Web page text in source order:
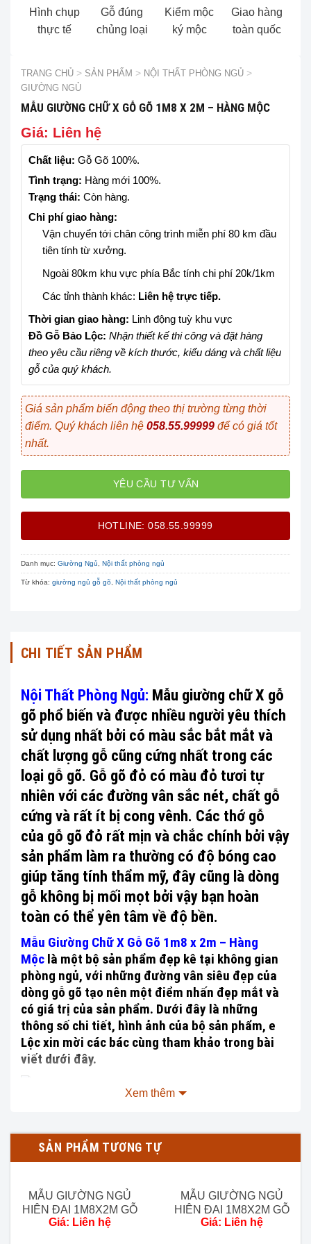
Hình chụp
thực tế
Gỗ đúng
chủng loại
Kiểm mộc
ký mộc
Giao hàng
toàn quốc
TRANG CHỦ > SẢN PHẨM > NỘI THẤT PHÒNG NGỦ >
GIƯỜNG NGỦ
MẪU GIƯỜNG CHỮ X GỖ GÕ 1M8 X 2M – HÀNG MỘC
Giá: Liên hệ
Chất liệu: Gỗ Gõ 100%.
Tình trạng: Hàng mới 100%.
Trạng thái: Còn hàng.
Chi phí giao hàng:
Vận chuyển tới chân công trình miễn phí 80 km đầu
tiên tính từ xưởng.
Ngoài 80km khu vực phía Bắc tính chi phí 20k/1km
Các tỉnh thành khác: Liên hệ trực tiếp.
Thời gian giao hàng: Linh động tuỳ khu vực
Đồ Gỗ Bảo Lộc: Nhận thiết kế thi công và đặt hàng
theo yêu cầu riêng về kích thước, kiểu dáng và chất liệu
gỗ của quý khách.
Giá sản phẩm biến động theo thị trường từng thời
điểm. Quý khách liên hệ 058.55.99999 để có giá tốt
nhất.
YÊU CẦU TƯ VẤN
HOTLINE: 058.55.99999
Danh mục: Giường Ngủ Nội thất phòng ngủ
Từ khóa: giường ngủ gỗ gõ Nội thất phòng ngủ
CHI TIẾT SẢN PHẨM
Nội Thất Phòng Ngủ: Mẫu giường chữ X gỗ
gõ phổ biến và được nhiều người yêu thích
sử dụng nhất bởi có màu sắc bắt mắt và
chất lượng gỗ cũng cứng nhất trong các
loại gỗ gõ. Gỗ gõ đỏ có màu đỏ tươi tự
nhiên với các đường vân sắc nét, chất gỗ
cứng và rất ít bị cong vênh. Các thớ gỗ
của gỗ gõ đỏ rất mịn và chắc chính bởi vậy
sản phẩm làm ra thường có độ bóng cao
giúp tăng tính thẩm mỹ, đây cũng là dòng
gỗ không bị mối mọt bởi vậy bạn hoàn
toàn có thể yên tâm về độ bền.
Mẫu Giường Chữ X Gỗ Gõ 1m8 x 2m – Hàng
Mộc là một bộ sản phẩm đẹp kê tại không gian
phòng ngủ, với những đường vân siêu đẹp của
dòng gỗ gõ tạo nên một điểm nhấn đẹp mắt và
có giá trị của sản phẩm. Dưới đây là những
thông số chi tiết, hình ảnh của bộ sản phẩm, e
Lộc xin mời các bác cùng tham khảo trong bài
viết dưới đây.
Thông số sản phẩm Mẫu Giường Chữ X Gỗ Gõ 1m8 x 2m
Chất liệu: Gỗ gõ 100%.
Kích thước chi tiết:
Xem thêm
SẢN PHẨM TƯƠNG TỰ
MẪU GIƯỜNG NGỦ
HIỆN ĐẠI 1M8X2M GỖ
ÓC CHÓ – HÀNG VIP
Giá: Liên hệ
MẪU GIƯỜNG NGỦ
HIỆN ĐẠI 1M8X2M GỖ
HƯƠNG ĐÁ (MỘC) –
Giá: Liên hệ